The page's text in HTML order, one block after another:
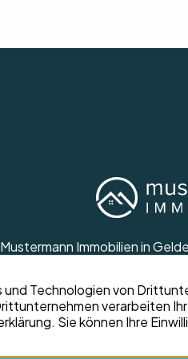
Mustermann Immobilien in